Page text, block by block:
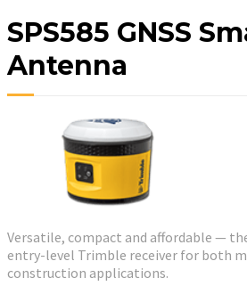
SPS585 GNSS
Antenna
Versatile, compact and affordable —
entry-level Trimble receiver for both
construction applications.